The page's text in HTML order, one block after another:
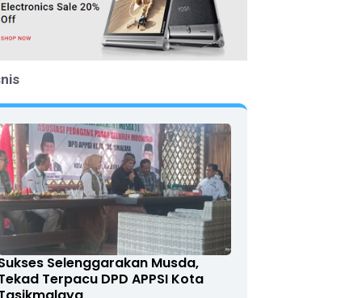
Selenggarakan Musda,
Terpacu DPD APPSI Kota